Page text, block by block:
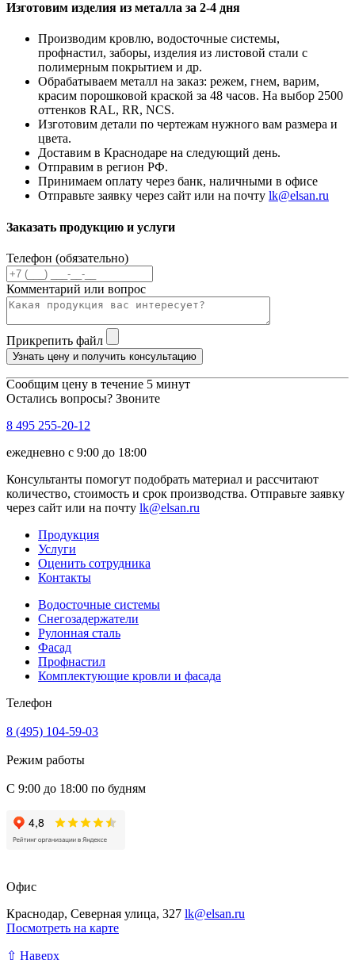
Изготовим изделия из металла за 2-4 дня
Производим кровлю, водосточные системы,
профнастил, заборы, изделия из листовой стали с
полимерным покрытием и др.
Обрабатываем металл на заказ: режем, гнем, варим,
красим порошковой краской за 48 часов. На выбор 2500
оттенков RAL, RR, NCS.
Изготовим детали по чертежам нужного вам размера и
цвета.
Доставим в Краснодаре на следующий день.
Отправим в регион РФ.
Принимаем оплату через банк, наличными в офисе
Отправьте заявку через сайт или на почту lk@elsan.ru
Заказать продукцию и услуги
Телефон (обязательно)
Комментарий или вопрос
Прикрепить файл
Узнать цену и получить консультацию
Сообщим цену в течение 5 минут
Остались вопросы? Звоните
8 495 255-20-12
ежедневно с 9:00 до 18:00
Консультанты помогут подобрать материал и рассчитают
количество, стоимость и срок производства. Отправьте заявку
через сайт или на почту lk@elsan.ru
Продукция
Услуги
Оценить сотрудника
Контакты
Водосточные системы
Снегозадержатели
Рулонная сталь
Фасад
Профнастил
Комплектующие кровли и фасада
Телефон
8 (495) 104-59-03
Режим работы
С 9:00 до 18:00 по будням
Офис
Краснодар, Северная улица, 327 lk@elsan.ru
Посмотреть на карте
⇧ Наверх